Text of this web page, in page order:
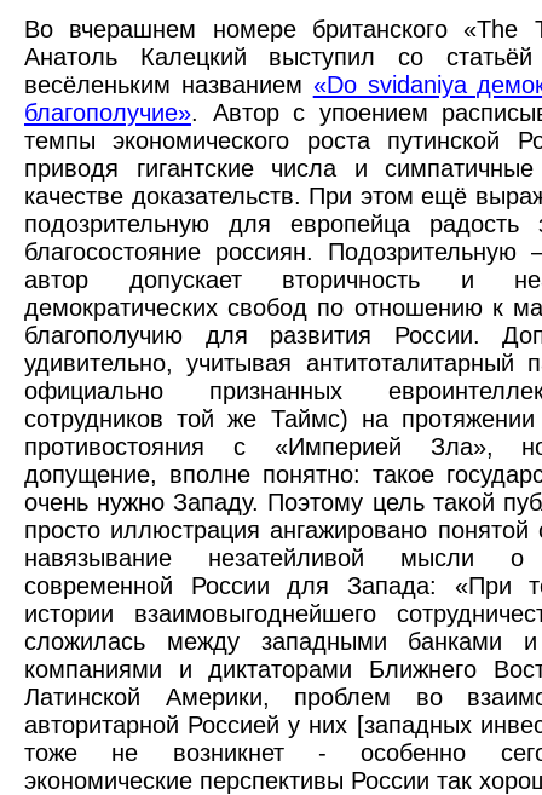
Во вчерашнем номере британского «The
Анатоль Калецкий выступил со
весёленьким названием «Do svidaniya
благополучие». Автор с упоением
темпы экономического роста путинской
приводя гигантские числа и
качестве доказательств. При этом ещё
подозрительную для европейца радость
благосостояние россиян. Подозрительную
автор допускает вторичность и
демократических свобод по отношению к
благополучию для развития России.
удивительно, учитывая антитоталитарный
официально признанных
сотрудников той же Таймс) на протяжении
противостояния с «Империей Зла»,
допущение, вполне понятно: такое
очень нужно Западу. Поэтому цель такой
просто иллюстрация ангажировано понятой
навязывание незатейливой мысли о
современной России для Запада: «При
истории взаимовыгоднейшего
сложилась между западными банками
компаниями и диктаторами Ближнего
Латинской Америки, проблем во
авторитарной Россией у них [западных
тоже не возникнет - особенно
экономические перспективы России так